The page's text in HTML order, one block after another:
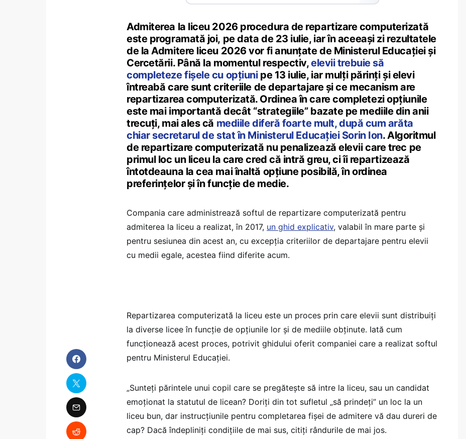
Admiterea la liceu 2026 procedura de repartizare computerizată
este programată joi, pe data de 23 iulie, iar în aceeași zi rezultatele
de la Admitere liceu 2026 vor fi anunțate de Ministerul Educației și
Cercetării. Până la momentul respectiv,elevii trebuie să
completeze fișele cu opțiunipe 13 iulie, iar mulți părinți și elevi
întreabă care sunt criteriile de departajare și ce mecanism are
repartizarea computerizată. Ordinea în care completezi opțiunile
este mai importantă decât “strategiile” bazate pe mediile din anii
trecuți, mai ales că mediile diferă foarte mult, după cum arăta
chiar secretarul de stat în Ministerul Educației Sorin Ion. Algoritmul
de repartizare computerizată nu penalizează elevii care trec pe
primul loc un liceu la care cred că intră greu, ci îi repartizează
întotdeauna la cea mai înaltă opțiune posibilă, în ordinea
preferințelor și în funcție de medie.
Compania care administrează softul de repartizare computerizată pentru
admiterea la liceu a realizat, în 2017, un ghid explicativ, valabil în mare parte și
pentru sesiunea din acest an, cu excepția criteriilor de departajare pentru elevii
cu medii egale, acestea fiind diferite acum.
Repartizarea computerizată la liceu este un proces prin care elevii sunt distribuiți
la diverse licee în funcție de opțiunile lor și de mediile obținute. Iată cum
funcționează acest proces, potrivit ghidului oferit companiei care a realizat softul
pentru Ministerul Educației.
„Sunteţi părintele unui copil care se pregăteşte să intre la liceu, sau un candidat
emoţionat la statutul de licean? Doriţi din tot sufletul „să prindeţi” un loc la un
liceu bun, dar instrucţiunile pentru completarea fişei de admitere vă dau dureri de
cap? Dacă îndepliniţi condiţiile de mai sus, citiţi rândurile de mai jos.